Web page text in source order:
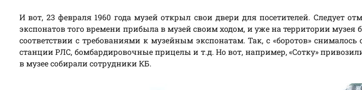
И вот, 23 февраля 1960 года музей открыл свои двери для посетителей. Следует
экспонатов того времени прибыла в музей своим ходом, и уже на территории музея
соответствии с требованиями к музейным экспонатам. Так, с «боротов» снималось
станции РЛС, бомбардировочные прицелы и т.д. Но вот, например, «Сотку»
в музее собирали сотрудники КБ.